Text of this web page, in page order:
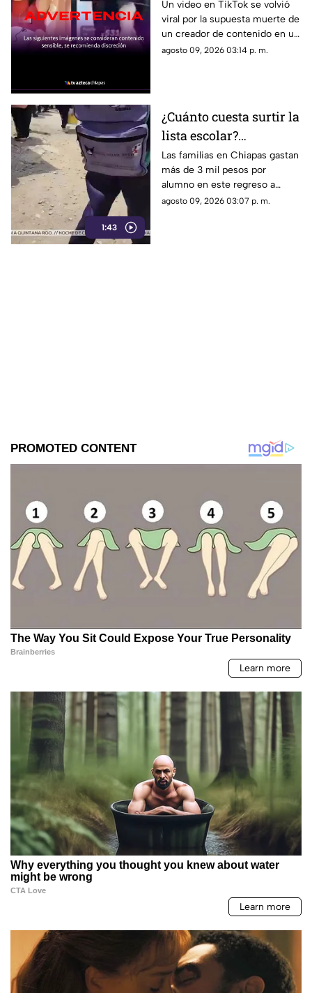
detrás del VIDEO de
influencer haciendo
reto viral
Un video en TikTok se volvió
viral por la supuesta muerte de
un creador de contenido en un
tinaco de agua, luego de que
agosto 09, 2026 03:14 p. m.
1:43
¿Cuánto cuesta surtir la
lista escolar?
Chiapanecos gastan
más de 3 mil pesos por
alumno
Las familias en Chiapas gastan
más de 3 mil pesos por
alumno en este regreso a
clases. Descubre cómo
agosto 09, 2026 03:07 p. m.